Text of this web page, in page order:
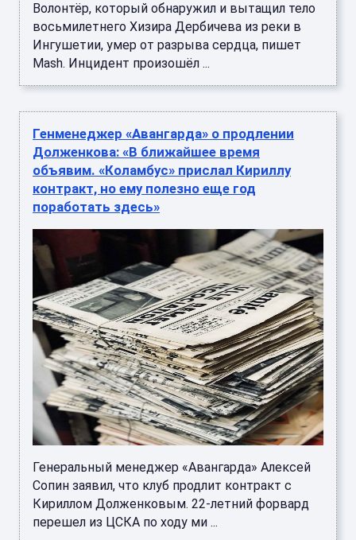
Волонтёр, который обнаружил и вытащил тело
восьмилетнего Хизира Дербичева из реки в
Ингушетии, умер от разрыва сердца, пишет
Mash. Инцидент произошёл ...
Генменеджер «Авангарда» о продлении
Долженкова: «В ближайшее время
объявим. «Коламбус» прислал Кириллу
контракт, но ему полезно еще год
поработать здесь»
Генеральный менеджер «Авангарда» Алексей
Сопин заявил, что клуб продлит контракт с
Кириллом Долженковым. 22-летний форвард
перешел из ЦСКА по ходу ми ...